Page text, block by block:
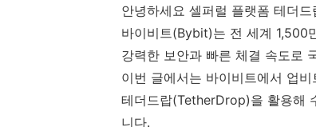
안녕하세요 셀퍼럴 플랫폼 테더드
바이비트(Bybit)는 전 세계 1,500
강력한 보안과 빠른 체결 속도로
이번 글에서는 바이비트에서 업
테더드랍(TetherDrop)을 활용해
니다.